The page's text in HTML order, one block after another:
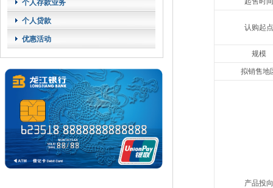
个人存款业务
个人贷款
优惠活动
认购起点
规模
拟销售地
产品投向